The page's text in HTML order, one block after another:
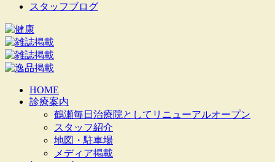
スタッフブログ
HOME
診療案内
鶴瀬毎日治療院としてリニューアルオープン
スタッフ紹介
地図・駐車場
メディア掲載